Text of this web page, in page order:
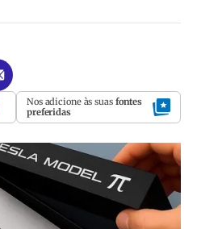
Nos adicione às suas fontes
preferidas